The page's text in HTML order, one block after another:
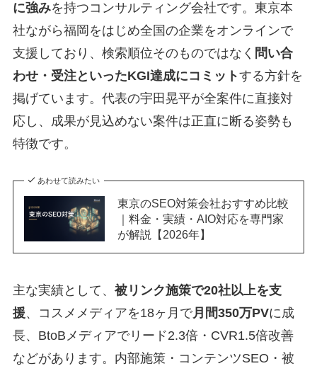
に強みを持つコンサルティング会社です。東京本
社ながら福岡をはじめ全国の企業をオンラインで
支援しており、検索順位そのものではなく 問い合
わせ・受注といったKGI達成にコミットする方針を
掲げています。代表の宇田晃平が全案件に直接対
応し、成果が見込めない案件は正直に断る姿勢も
特徴です。
あわせて読みたい
東京のSEO対策会社おすすめ比較
｜料金・実績・AIO対応を専門家
が解説【2026年】
主な実績として、 被リンク施策で20社以上を支
援、コスメメディアを18ヶ月で月間350万PVに成
長、BtoBメディアでリード2.3倍・CVR1.5倍改善
などがあります。内部施策・コンテンツSEO・被